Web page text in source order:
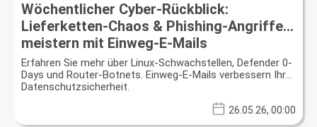
Wöchentlicher Cyber-Rückblick:
Lieferketten-Chaos & Phishing-Angriffe
meistern mit Einweg-E-Mails
Erfahren Sie mehr über Linux-Schwachstellen, Defender 0-
Days und Router-Botnets. Einweg-E-Mails verbessern Ihre
Datenschutzsicherheit.
26.05.26, 00:00